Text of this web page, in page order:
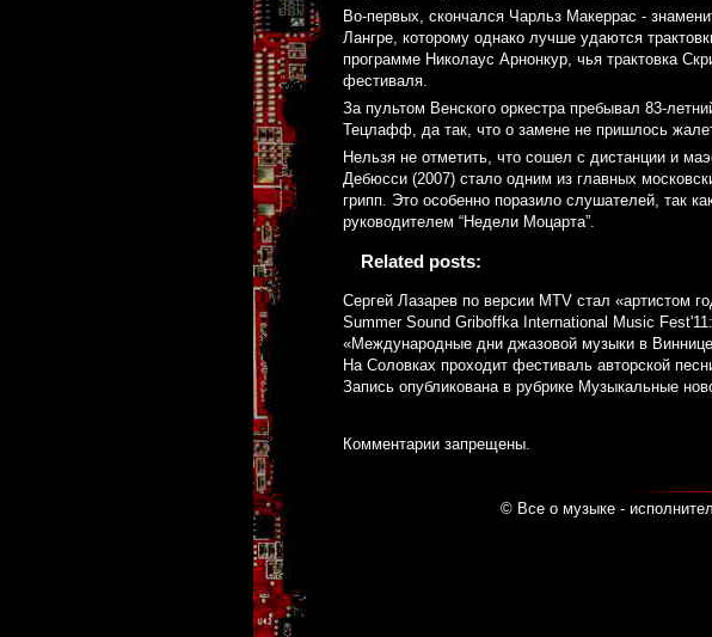
Во-первых, скончался Чарльз Макеррас -
Лангре, которому однако лучше удаются
программе Николаус Арнонкур, чья трактовка
фестиваля.
За пультом Венского оркестра пребывал 83-
Тецлафф, да так, что о замене не пришлось
Нельзя не отметить, что сошел с дистанции и
Дебюсси (2007) стало одним из главных
грипп. Это особенно поразило слушателей, так
руководителем “Недели Моцарта”.
Related posts:
Сергей Лазарев по версии MTV стал «артистом
Summer Sound Griboffka International Music
«Международные дни джазовой музыки в
На Соловках проходит фестиваль авторской
Запись опубликована в рубрике Музыкальные
Комментарии запрещены.
© Все о музыке -